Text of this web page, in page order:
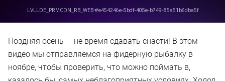
Поздняя осень — не время сдавать снасти! В этом
видео мы отправляемся на фидерную рыбалку в
ноябре, чтобы проверить, что можно поймать в,